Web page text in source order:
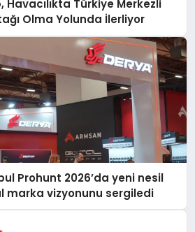
Havacılıkta Türkiye Merkezli
Olma Yolunda İlerliyor
Prohunt 2026’da yeni nesil
marka vizyonunu sergiledi